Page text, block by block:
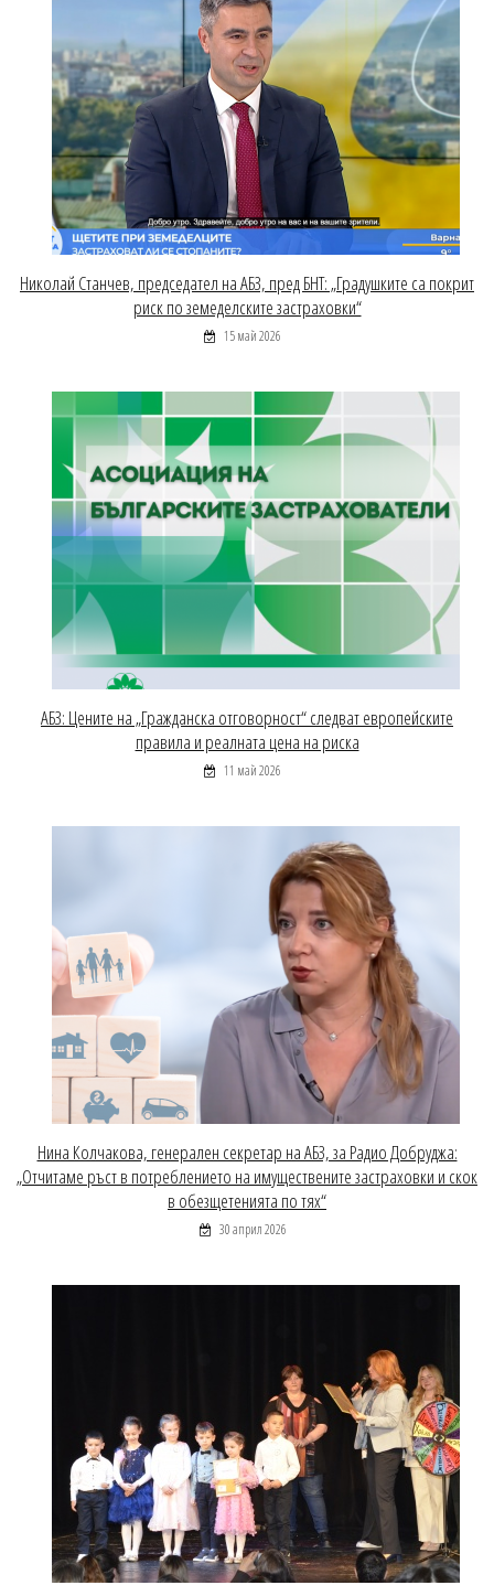
Николай Станчев, председател на АБЗ, пред БНТ: „Градушките са покрит
риск по земеделските застраховки“
15 май 2026
АБЗ: Цените на „Гражданска отговорност“ следват европейските
правила и реалната цена на риска
11 май 2026
Нина Колчакова, генерален секретар на АБЗ, за Радио Добруджа:
„Отчитаме ръст в потреблението на имуществените застраховки и скок
в обезщетенията по тях“
30 април 2026